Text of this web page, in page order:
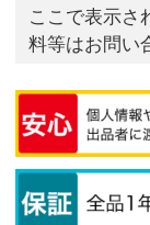
ここで表示さ
料等はお問い